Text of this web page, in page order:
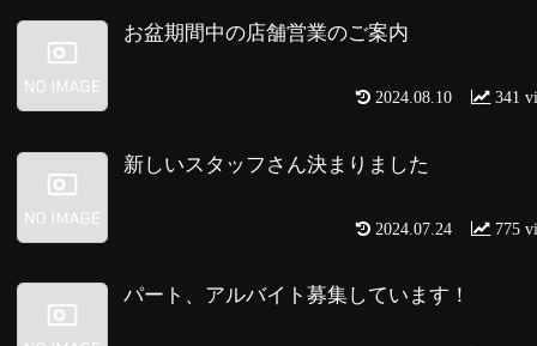
お盆期間中の店舗営業のご案内
341
2024.08.10
新しいスタッフさん決まりました
775
2024.07.24
パート、アルバイト募集しています！